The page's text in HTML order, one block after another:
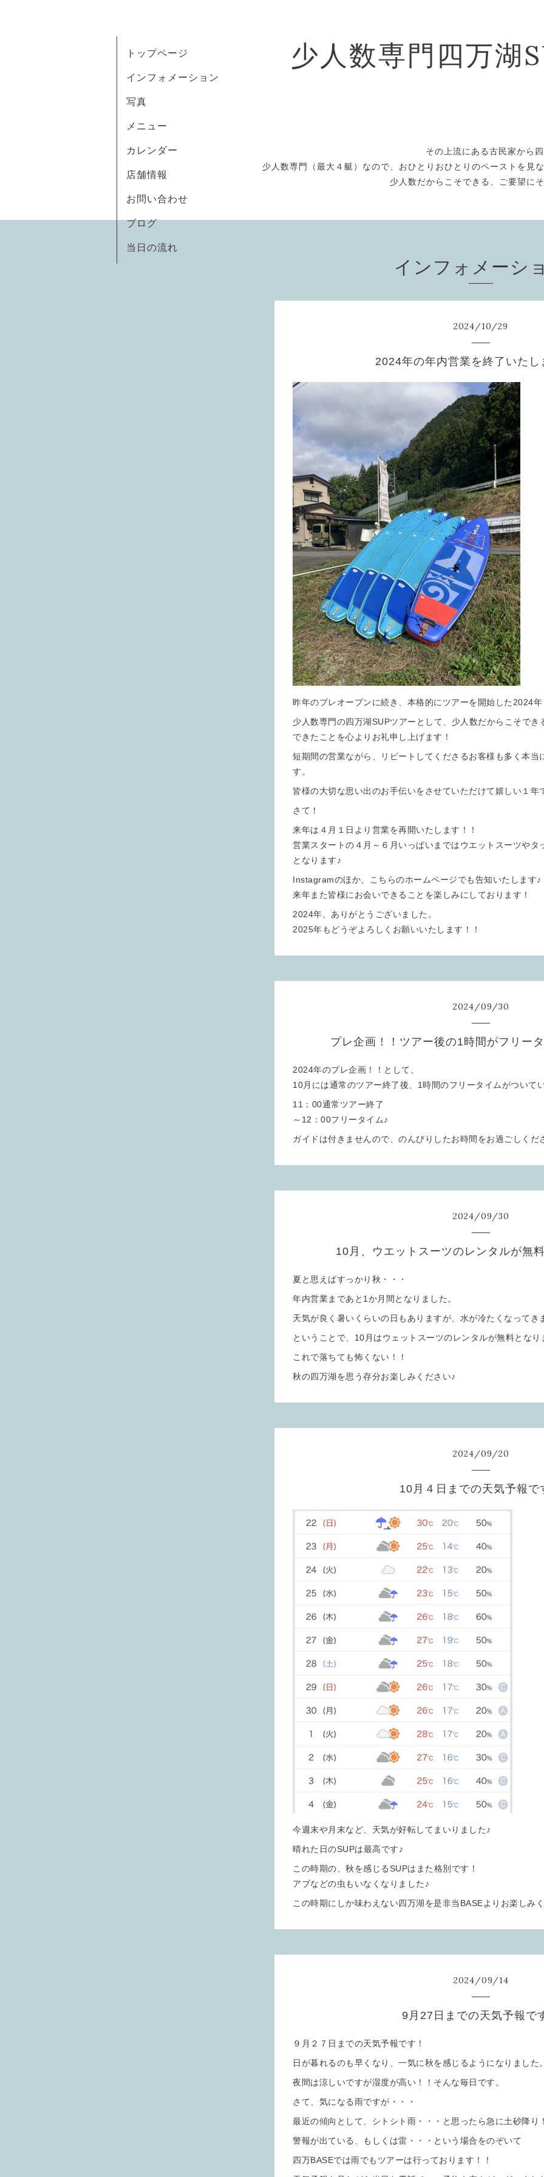
少人数専門四万
その上流にある古民家から
少人数専門（最大４艇）なので、おひとりおひとりのペーストを見
少人数だからこそできる、ご要望に
トップページ
インフォメーション
写真
メニュー
カレンダー
店舗情報
お問い合わせ
ブログ
当日の流れ
インフォメーシ
2024/10/29
2024年の年内営業を終了いたし
昨年のプレオープンに続き、本格的にツアーを開始した2024年
少人数専門の四万湖SUPツアーとして、少人数だからこそで
できたことを心よりお礼申し上げます！
短期間の営業ながら、リピートしてくださるお客様も多く本当
す。
皆様の大切な思い出のお手伝いをさせていただけて嬉しい１年
さて！
来年は４月１日より営業を再開いたします！！
営業スタートの４月～６月いっぱいまではウエットスーツやタ
となります♪
Instagramのほか、こちらのホームページでも告知いたします♪
来年また皆様にお会いできることを楽しみにしております！
2024年、ありがとうございました。
2025年もどうぞよろしくお願いいたします！！
2024/09/30
プレ企画！！ツアー後の1時間がフリー
2024年のプレ企画！！として、
10月には通常のツアー終了後、1時間のフリータイムがついて
11：00通常ツアー終了
～12：00フリータイム♪
ガイドは付きませんので、のんびりしたお時間をお過ごしくだ
2024/09/30
10月、ウエットスーツのレンタルが無
夏と思えばすっかり秋・・・
年内営業まであと1か月間となりました。
天気が良く暑いくらいの日もありますが、水が冷たくなってき
ということで、10月はウェットスーツのレンタルが無料となり
これで落ちても怖くない！！
秋の四万湖を思う存分お楽しみください♪
2024/09/20
10月４日までの天気予報で
今週末や月末など、天気が好転してまいりました♪
晴れた日のSUPは最高です♪
この時期の、秋を感じるSUPはまた格別です！
アブなどの虫もいなくなりました♪
この時期にしか味わえない四万湖を是非当BASEよりお楽しみ
2024/09/14
9月27日までの天気予報で
９月２７日までの天気予報です！
日が暮れるのも早くなり、一気に秋を感じるようになりました
夜間は涼しいですが湿度が高い！！そんな毎日です。
さて、気になる雨ですが・・・
最近の傾向として、シトシト雨・・・と思ったら急に土砂降り
警報が出ている、もしくは雷・・・という場合をのぞいて
四万BASEでは雨でもツアーは行っております！！